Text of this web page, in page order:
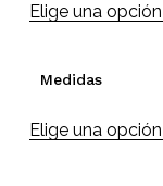
Elige una opción
Medidas
Elige una opción